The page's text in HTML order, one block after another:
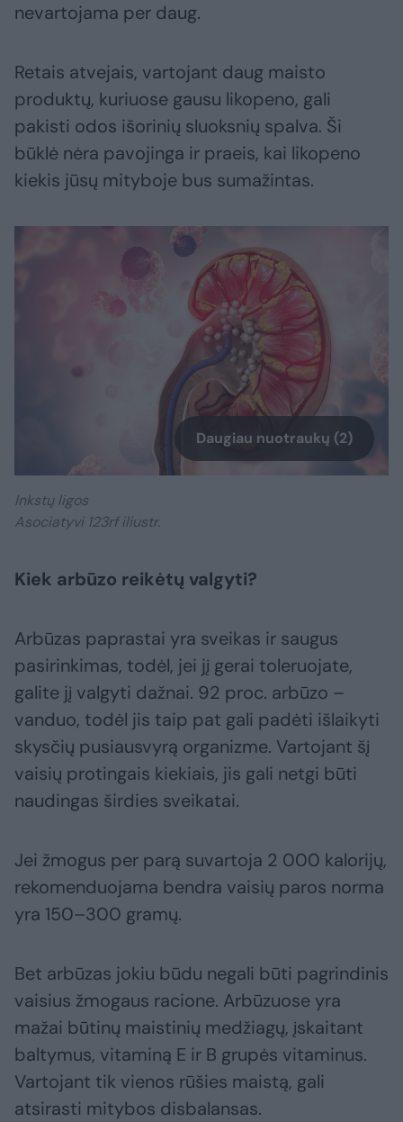
nevartojama per daug.
Retais atvejais, vartojant daug maisto
produktų, kuriuose gausu likopeno, gali
pakisti odos išorinių sluoksnių spalva. Ši
būklė nėra pavojinga ir praeis, kai likopeno
kiekis jūsų mityboje bus sumažintas.
Daugiau nuotraukų (2)
Inkstų ligos
Asociatyvi 123rf iliustr.
Kiek arbūzo reikėtų valgyti?
Arbūzas paprastai yra sveikas ir saugus
pasirinkimas, todėl, jei jį gerai toleruojate,
galite jį valgyti dažnai. 92 proc. arbūzo –
vanduo, todėl jis taip pat gali padėti išlaikyti
skysčių pusiausvyrą organizme. Vartojant šį
vaisių protingais kiekiais, jis gali netgi būti
naudingas širdies sveikatai.
Jei žmogus per parą suvartoja 2 000 kalorijų,
rekomenduojama bendra vaisių paros norma
yra 150–300 gramų.
Bet arbūzas jokiu būdu negali būti pagrindinis
vaisius žmogaus racione. Arbūzuose yra
mažai būtinų maistinių medžiagų, įskaitant
baltymus, vitaminą E ir B grupės vitaminus.
Vartojant tik vienos rūšies maistą, gali
atsirasti mitybos disbalansas.